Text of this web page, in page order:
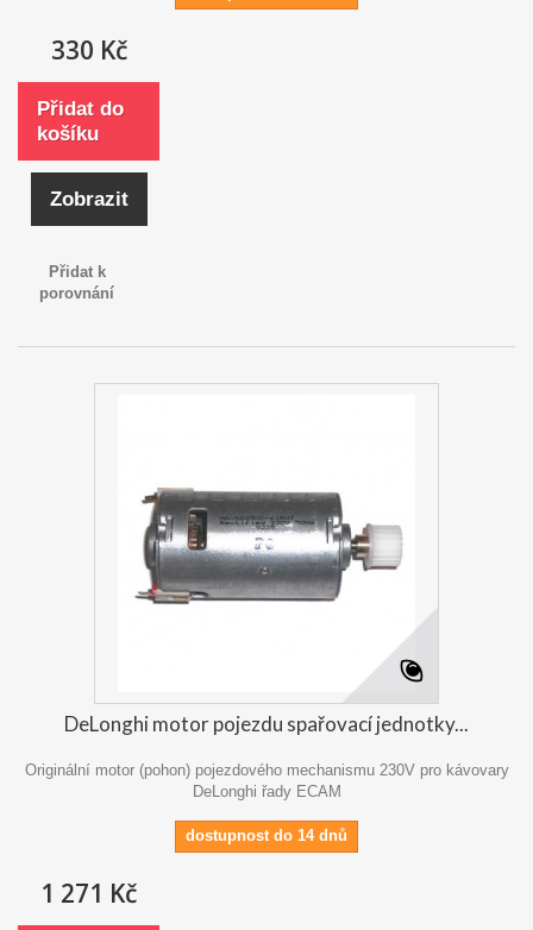
330 Kč
Přidat do
košíku
Zobrazit
Přidat k
porovnání
DeLonghi motor pojezdu spařovací jednotky...
Originální motor (pohon) pojezdového mechanismu 230V pro kávovary
DeLonghi řady ECAM
dostupnost do 14 dnů
1 271 Kč